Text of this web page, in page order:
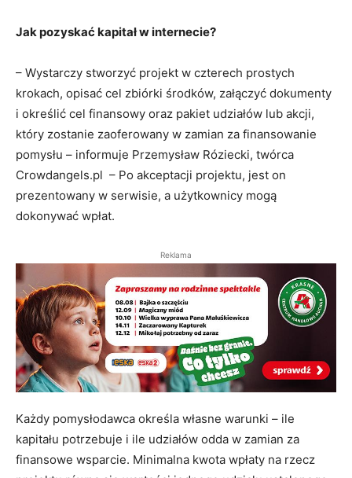
Jak pozyskać kapitał w internecie?
– Wystarczy stworzyć projekt w czterech prostych
krokach, opisać cel zbiórki środków, załączyć dokumenty
i określić cel finansowy oraz pakiet udziałów lub akcji,
który zostanie zaoferowany w zamian za finansowanie
pomysłu – informuje Przemysław Róziecki, twórca
Crowdangels.pl – Po akceptacji projektu, jest on
prezentowany w serwisie, a użytkownicy mogą
dokonywać wpłat.
Reklama
Każdy pomysłodawca określa własne warunki – ile
kapitału potrzebuje i ile udziałów odda w zamian za
finansowe wsparcie. Minimalna kwota wpłaty na rzecz